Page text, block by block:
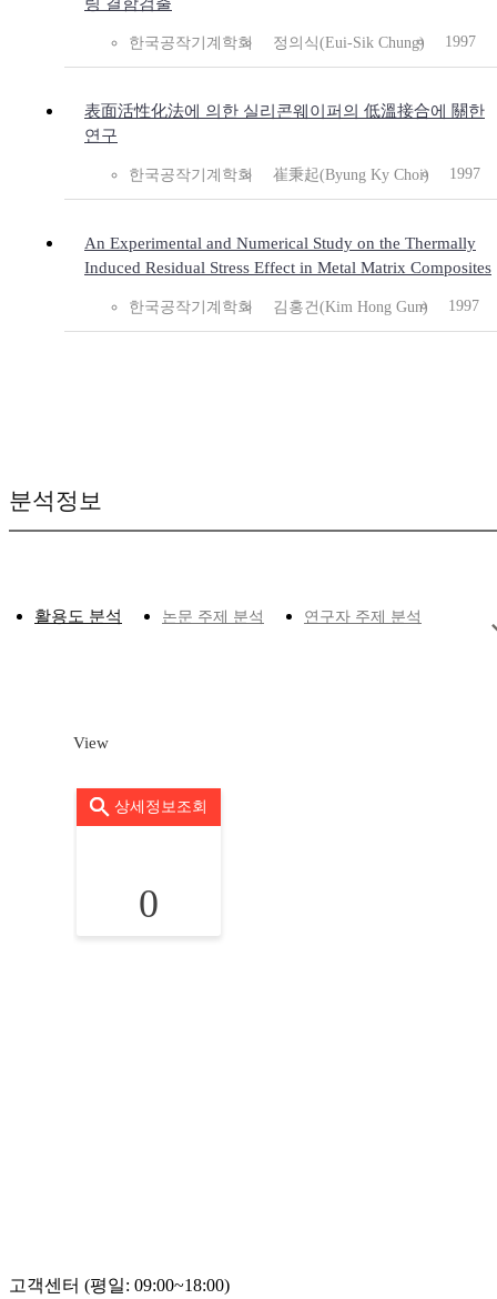
한국공작기계학회 정의식(Eui-Sik Chung) 1997
表面活性化法에 의한 실리콘웨이퍼의 低溫接合에 關한
연구
한국공작기계학회 崔秉起(Byung Ky Choi) 1997
An Experimental and Numerical Study on the Thermally
Induced Residual Stress Effect in Metal Matrix Composites
한국공작기계학회 김홍건(Kim Hong Gun) 1997
분석정보
활용도 분석 논문 주제 분석 연구자 주제 분석
View
상세정보조회
0
고객센터 (평일: 09:00~18:00)